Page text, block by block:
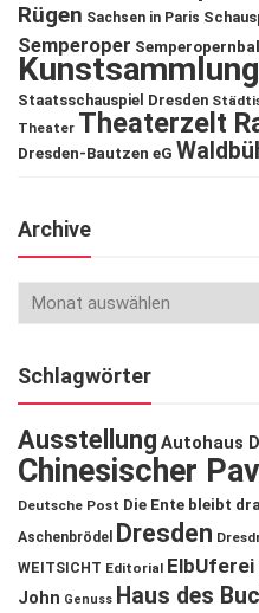
Rügen Sachsen in Paris
Semperoper Semperopernball
Staatsschauspiel Dresden
Theater Theaterzelt
Dresden-Bautzen eG
Archive
Schlagwörter
Ausstellung Autohaus
Chinesischer
Deutsche Post Die Ente bleibt
Aschenbrödel
Dresden
WEITSICHT Editorial ElbUferei
John Genuss Haus des